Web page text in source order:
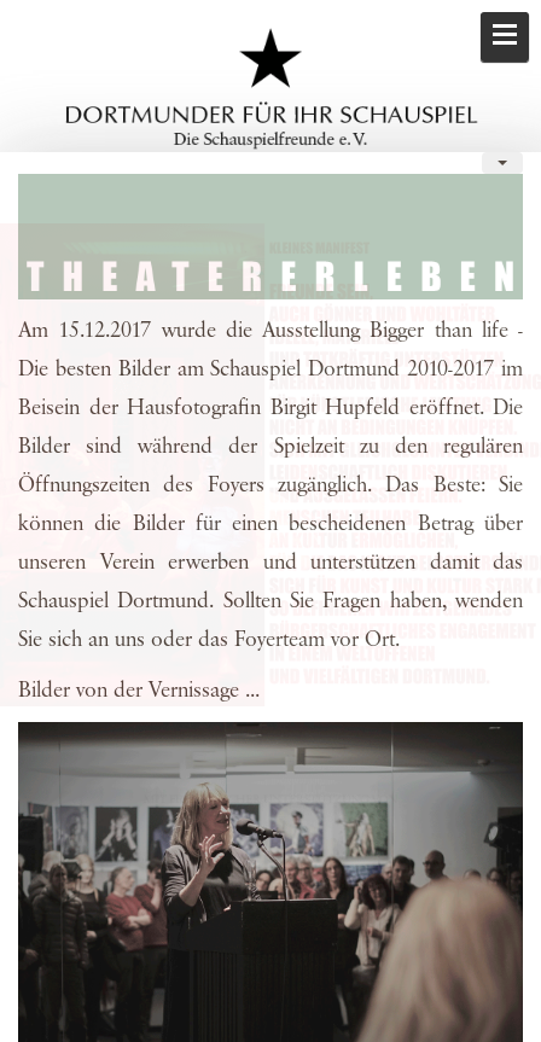
Am 15.12.2017 wurde die Ausstellung Bigger than life -
Die besten Bilder am Schauspiel Dortmund 2010-2017 im
Beisein der Hausfotografin Birgit Hupfeld eröffnet. Die
Bilder sind während der Spielzeit zu den regulären
Öffnungszeiten des Foyers zugänglich. Das Beste: Sie
können die Bilder für einen bescheidenen Betrag über
unseren Verein erwerben und unterstützen damit das
Schauspiel Dortmund. Sollten Sie Fragen haben, wenden
Sie sich an uns oder das Foyerteam vor Ort.
Bilder von der Vernissage ...